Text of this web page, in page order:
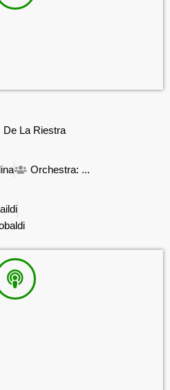
La Riestra
Orchestra: ...